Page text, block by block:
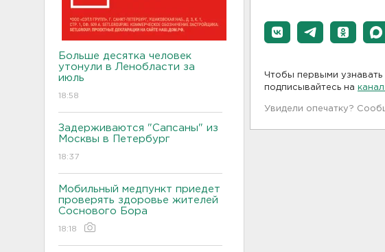
Больше десятка человек
утонули в Ленобласти за
июль
18:58
Задерживаются "Сапсаны" из
Москвы в Петербург
18:37
Мобильный медпункт приедет
проверять здоровье жителей
Соснового Бора
18:18
Чтобы первыми
подписывайтесь на
Увидели опечатку?